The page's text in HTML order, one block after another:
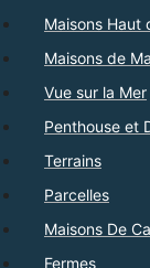
Maisons Haut
Maisons de
Vue sur la Mer
Penthouse et
Terrains
Parcelles
Maisons De
Fermes